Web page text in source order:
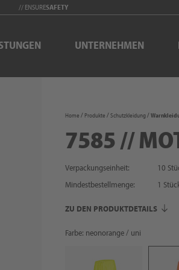
// ENSURESAFETY
UNTERNEHMEN
Home Produkte Schutzkleidung
7585 //
Verpackungseinheit:
10
Mindestbestellmenge:
1
ZU DEN PRODUKTDETAILS
Farbe: neonorange / uni